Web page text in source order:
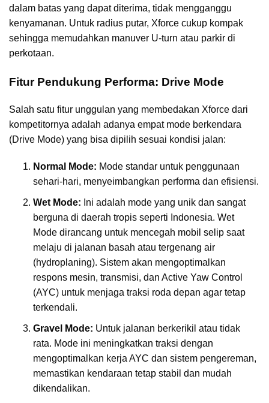
dalam batas yang dapat diterima, tidak mengganggu
kenyamanan. Untuk radius putar, Xforce cukup kompak
sehingga memudahkan manuver U-turn atau parkir di
perkotaan.
Fitur Pendukung Performa: Drive Mode
Salah satu fitur unggulan yang membedakan Xforce dari
kompetitornya adalah adanya empat mode berkendara
(Drive Mode) yang bisa dipilih sesuai kondisi jalan:
Normal Mode: Mode standar untuk penggunaan
sehari-hari, menyeimbangkan performa dan efisiensi.
Wet Mode: Ini adalah mode yang unik dan sangat
berguna di daerah tropis seperti Indonesia. Wet
Mode dirancang untuk mencegah mobil selip saat
melaju di jalanan basah atau tergenang air
(hydroplaning). Sistem akan mengoptimalkan
respons mesin, transmisi, dan Active Yaw Control
(AYC) untuk menjaga traksi roda depan agar tetap
terkendali.
Gravel Mode: Untuk jalanan berkerikil atau tidak
rata. Mode ini meningkatkan traksi dengan
mengoptimalkan kerja AYC dan sistem pengereman,
memastikan kendaraan tetap stabil dan mudah
dikendalikan.